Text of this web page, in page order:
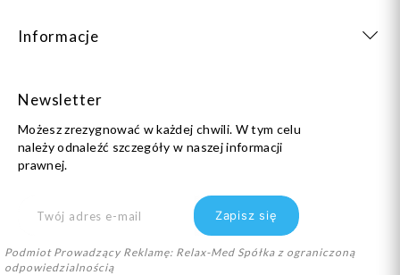
Informacje
Newsletter
Możesz zrezygnować w każdej chwili. W tym celu
należy odnaleźć szczegóły w naszej informacji
prawnej.
Podmiot Prowadzący Reklamę: Relax-Med Spółka z ograniczoną
odpowiedzialnością